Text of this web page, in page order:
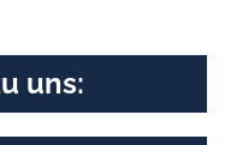
uns: